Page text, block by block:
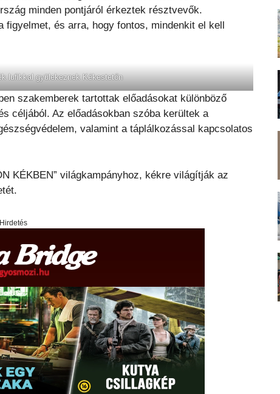
minden pontjáról érkeztek résztvevők.
és arra, hogy fontos, mindenkit el kell
lufikkal gyülekeznek Kékestetőn
szakemberek tartottak előadásokat különböző
céljából. Az előadásokban szóba kerültek a
valamint a táplálkozással kapcsolatos
KÉKBEN” világkampányhoz, kékre világítják az